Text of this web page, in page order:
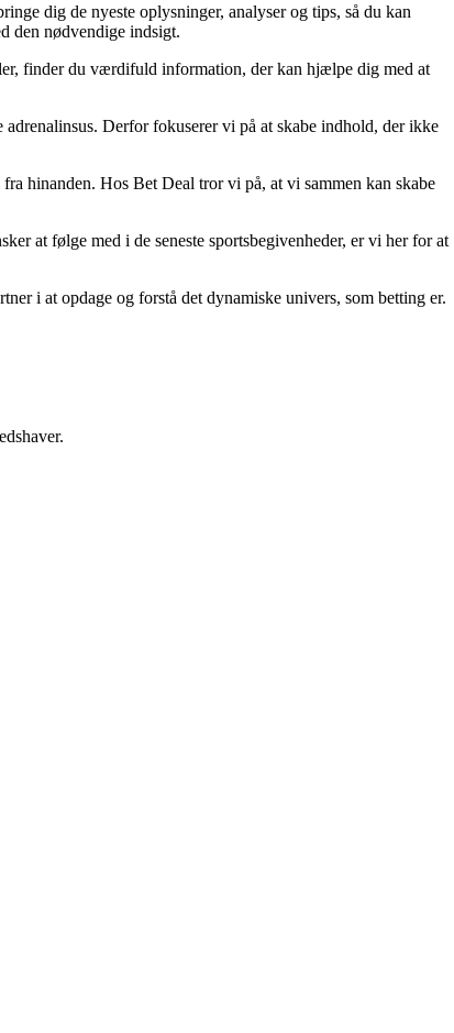
dig de nyeste oplysninger, analyser og tips, så du kan
den nødvendige indsigt.
finder du værdifuld information, der kan hjælpe dig med at
Derfor fokuserer vi på at skabe indhold, der ikke
hinanden. Hos Bet Deal tror vi på, at vi sammen kan skabe
at følge med i de seneste sportsbegivenheder, er vi her for at
i at opdage og forstå det dynamiske univers, som betting er.